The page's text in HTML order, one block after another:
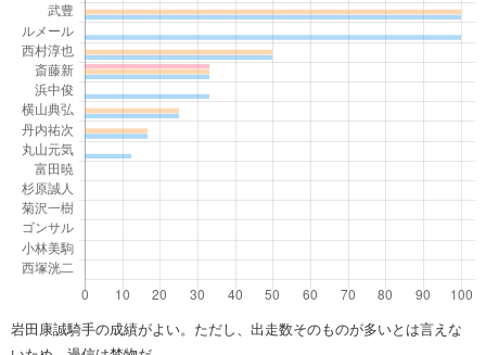
岩田康誠騎手の成績がよい。ただし、出走数そのものが多いとは言えな